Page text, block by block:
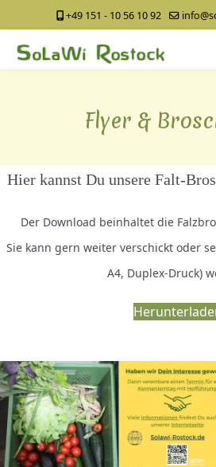
+49 151 - 10 56 10 92
Flyer &
Hier kannst Du unsere Falt-
Der Download beinhaltet die
Sie kann gern weiter verschickt oder
A4, Duplex-Druck)